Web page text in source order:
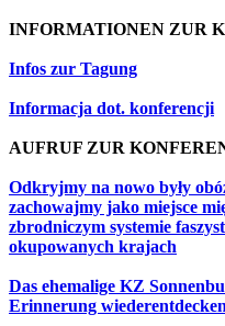
INFORMATIONEN ZUR
Infos zur Tagung
Informacja dot. konferencji
AUFRUF ZUR
Odkryjmy na nowo były
zachowajmy jako miejsce
zbrodniczym systemie
okupowanych krajach
Das ehemalige KZ
Erinnerung wiederentdecken